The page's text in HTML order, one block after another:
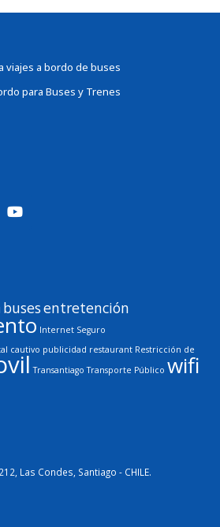
viajes a bordo de buses
para Buses y Trenes
busesentretención
Internet Seguro
cautivo publicidad restaurant Restricción de
Transantiago Transporte Público wifi
Las Condes, Santiago - CHILE.